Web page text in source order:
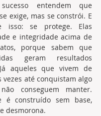
entendem que
exige, mas se constrói. E
isso: se protege. Elas
e integridade acima de
porque sabem que
geram resultados
aqueles que vivem de
vezes até conquistam algo
conseguem manter.
é construído sem base,
desmorona.